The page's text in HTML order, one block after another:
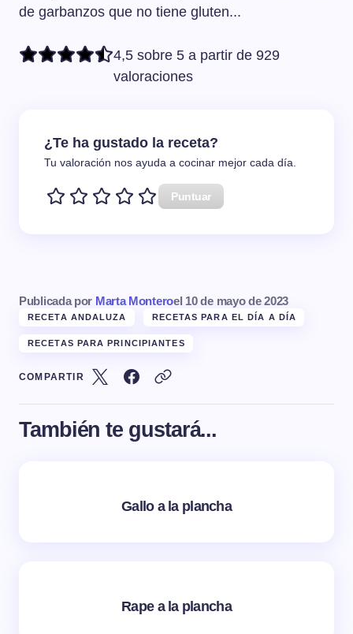
de garbanzos que no tiene gluten...
4,5 sobre 5 a partir de 929
valoraciones
¿Te ha gustado la receta?
Tu valoración nos ayuda a cocinar mejor cada día.
Puntuar
Publicada por Marta Monteroel 10 de mayo de 2023
RECETA ANDALUZA RECETAS PARA EL DÍA A DÍA
RECETAS PARA PRINCIPIANTES
COMPARTIR
También te gustará...
Gallo a la plancha
Rape a la plancha